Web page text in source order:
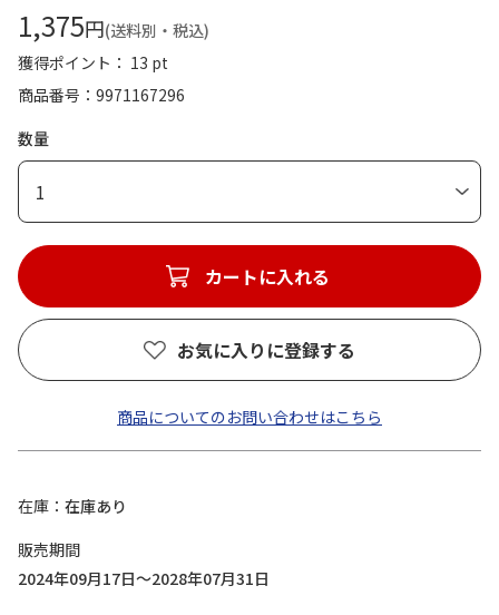
1,375円(送料別・税込)
獲得ポイント： 13 pt
商品番号
9971167296
数量
1
カートに入れる
お気に入りに登録する
商品についてのお問い合わせはこちら
在庫
在庫あり
販売期間
2024年09月17日～2028年07月31日